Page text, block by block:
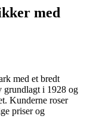
med
med et bredt
grundlagt i 1928 og
Kunderne roser
priser og